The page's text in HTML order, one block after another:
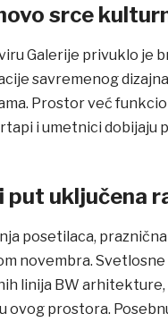
srce
Galerije privuklo je
savremenog
Prostor već
i umetnici dobijaju
uključena
posetilaca,
novembra. Svetlosne
linija BW
prostora.